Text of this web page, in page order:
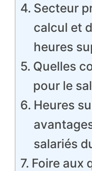
Secteur
calcul et
heures
Quelles
pour le
Heures
salariés
Foire aux